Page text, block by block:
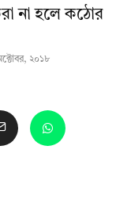
না হলে কঠোর
২০১৮